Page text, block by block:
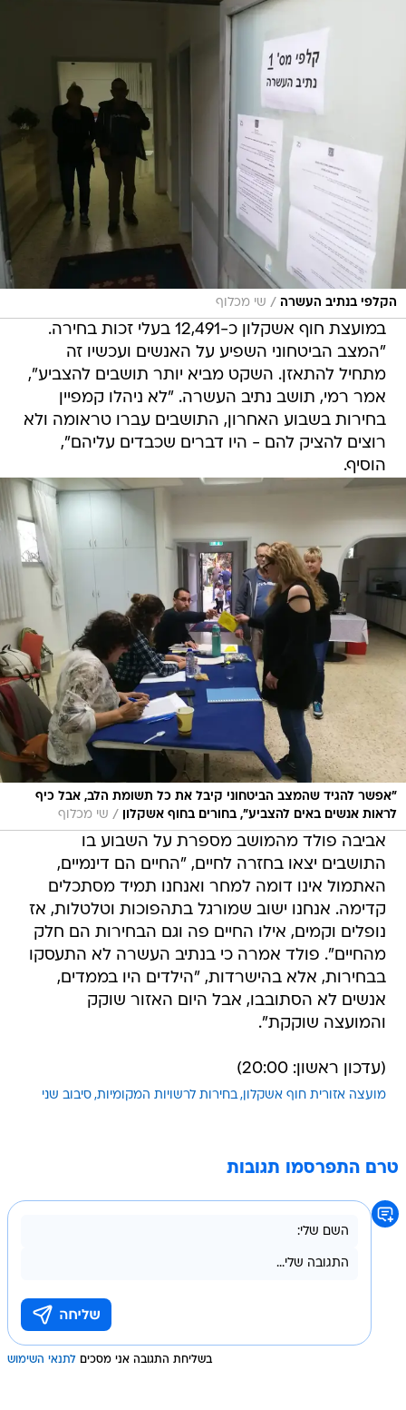
הקלפי בנתיב העשרה / שי מכלוף
במועצת חוף אשקלון כ-12,491 בעלי זכות בחירה.
"המצב הביטחוני השפיע על האנשים ועכשיו זה
מתחיל להתאזן. השקט מביא יותר תושבים להצביע",
אמר רמי, תושב נתיב העשרה. "לא ניהלו קמפיין
בחירות בשבוע האחרון, התושבים עברו טראומה ולא
רוצים להציק להם - היו דברים שכבדים עליהם",
הוסיף.
"אפשר להגיד שהמצב הביטחוני קיבל את כל תשומת הלב, אבל כיף
לראות אנשים באים להצביע", בחורים בחוף אשקלון
/ שי מכלוף
אביבה פולד מהמושב מספרת על השבוע בו
התושבים יצאו בחזרה לחיים, "החיים הם דינמיים,
האתמול אינו דומה למחר ואנחנו תמיד מסתכלים
קדימה. אנחנו ישוב שמורגל בתהפוכות וטלטלות, אז
נופלים וקמים, אילו החיים פה וגם הבחירות הם חלק
מהחיים". פולד אמרה כי בנתיב העשרה לא התעסקו
בבחירות, אלא בהישרדות, "הילדים היו בממדים,
אנשים לא הסתובבו, אבל היום האזור שוקק
והמועצה שוקקת".
(עדכון ראשון: 20:00)
מועצה אזורית חוף אשקלון בחירות לרשויות המקומיות סיבוב שני
טרם התפרסמו תגובות
בשליחת התגובה אני מסכים לתנאי השימוש